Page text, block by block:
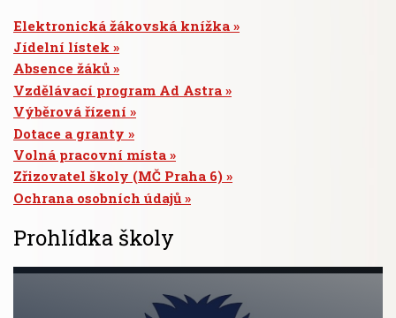
Elektronická žákovská knížka
Jídelní lístek
Absence žáků
Vzdělávací program Ad Astra
Výběrová řízení
Dotace a granty
Volná pracovní místa
Zřizovatel školy (MČ Praha 6)
Ochrana osobních údajů
Prohlídka školy